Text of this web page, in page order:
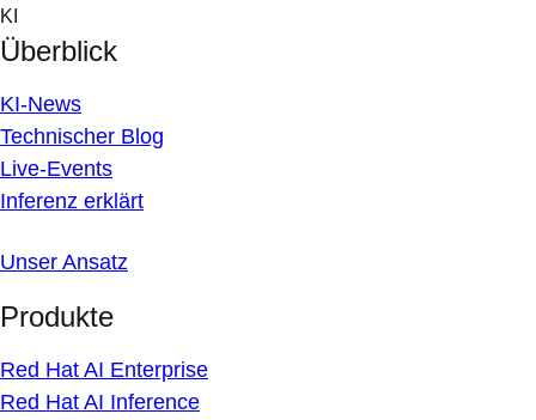
Skip
to
content
KI
Überblick
KI-News
Technischer Blog
Live-Events
Inferenz erklärt
Unser Ansatz
Produkte
Red Hat AI Enterprise
Red Hat AI Inference